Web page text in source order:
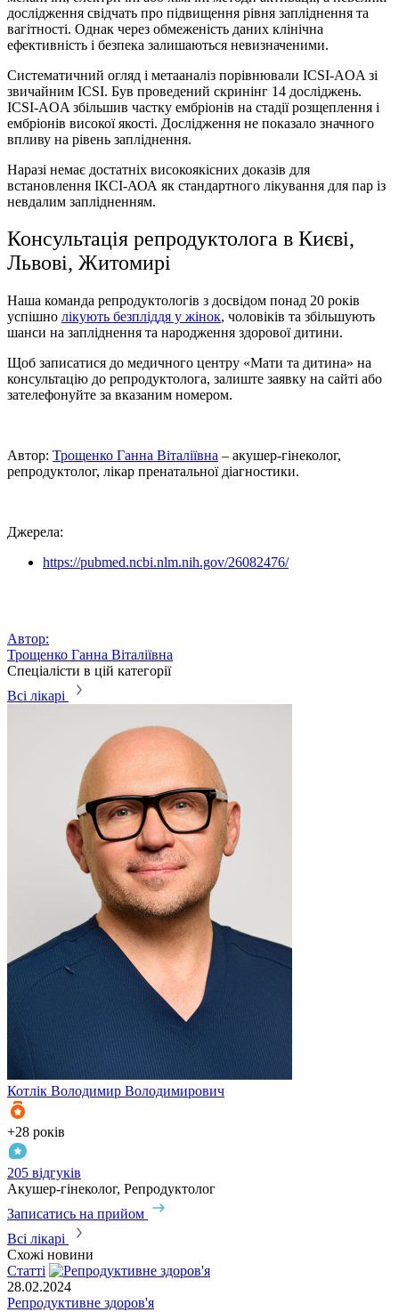
дослідження свідчать про підвищення рівня запліднення та
вагітності. Однак через обмеженість даних клінічна
ефективність і безпека залишаються невизначеними.
Систематичний огляд і метааналіз порівнювали ICSI-AOA зі
звичайним ICSI. Був проведений скринінг 14 досліджень.
ICSI-AOA збільшив частку ембріонів на стадії розщеплення і
ембріонів високої якості. Дослiдження не показало значного
впливу на рівень запліднення.
Наразі немає достатніх високоякісних доказів для
встановлення ІКСІ-АОА як стандартного лікування для пар із
невдалим заплідненням.
Консультація репродуктолога в Києві,
Львові, Житомирі
Наша команда репродуктологів з досвідом понад 20 років
успішно лікують безпліддя у жінок, чоловіків та збільшують
шанси на запліднення та народження здорової дитини.
Щоб записатися до медичного центру «Мати та дитина» на
консультацію до репродуктолога, залиште заявку на сайті або
зателефонуйте за вказаним номером.
Автор: Трощенко Ганна Віталіївна – акушер-гінеколог,
репродуктолог, лікар пренатальної діагностики.
Джерела:
https://pubmed.ncbi.nlm.nih.gov/26082476/
Автор:
Трощенко Ганна Віталіївна
Спеціалісти в цій категорії
Всі лікарі
Котлік Володимир Володимирович
+28 років
205 відгуків
Акушер-гінеколог, Репродуктолог
Записатись на прийом
Всі лікарі
Схожі новини
Статті
28.02.2024
Репродуктивне здоров'я